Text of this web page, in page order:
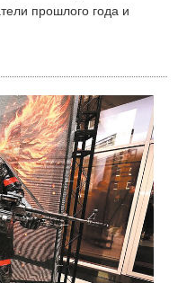
прошлого года и